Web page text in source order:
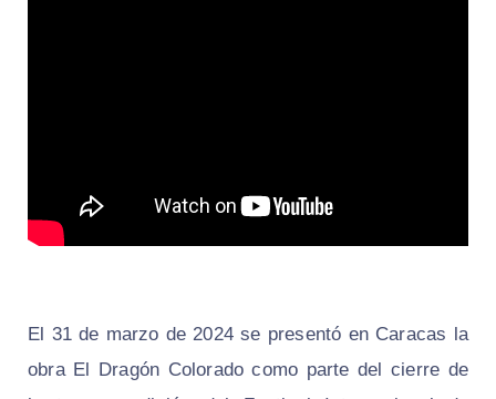
El 31 de marzo de 2024 se presentó en Caracas la
obra El Dragón Colorado como parte del cierre de